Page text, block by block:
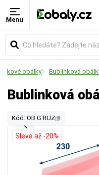
Menu
obálky Bublinková
Bublinková
Kód: OB G RUZ
Sleva až -20%